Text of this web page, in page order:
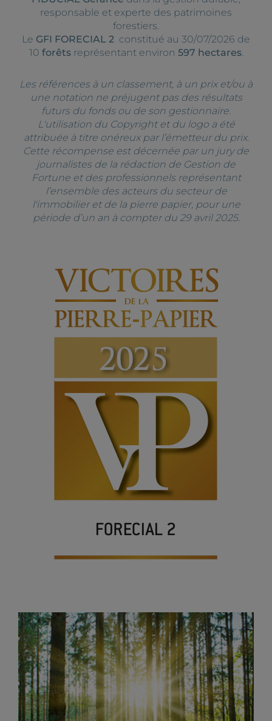
responsable et experte des patrimoines
forestiers.
Le GFI FORECIAL 2 constitué au 30/07/2026 de
10 forêtsreprésentant environ 597 hectares.
Les références à un classement, à un prix et/ou à
une notation ne préjugent pas des résultats
futurs du fonds ou de son gestionnaire.
L'utilisation du Copyright et du logo a été
attribuée à titre onéreux par l’émetteur du prix.
Cette récompense est décernée par un jury de
journalistes de la rédaction de Gestion de
Fortuneet des professionnels représentant
l’ensemble des acteurs du secteur de
l'immobilier et de la pierre papier, pour une
période d’un an à compter du 29 avril 2025.